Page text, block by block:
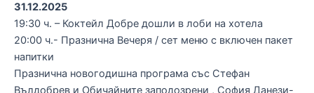
31.12.2025
19:30 ч. – Коктейл Добре дошли в лоби на хотела
20:00 ч.- Празнична Вечеря / сет меню с включен пакет
напитки
Празнична новогодишна програма със Стефан